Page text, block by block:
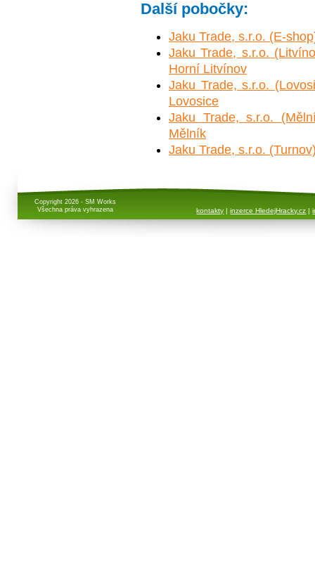
Další pobočky:
Jaku Trade, s.r.o. (E-
Jaku Trade, s.r.o.
Horní Litvínov
Jaku Trade, s.r.o.
Lovosice
Jaku Trade, s.r.o.
Mělník
Jaku Trade, s.r.o.
Copyright 2026 - SM Works
Všechna práva vyhrazena
kontakty |inzerce HledejHracky.cz |